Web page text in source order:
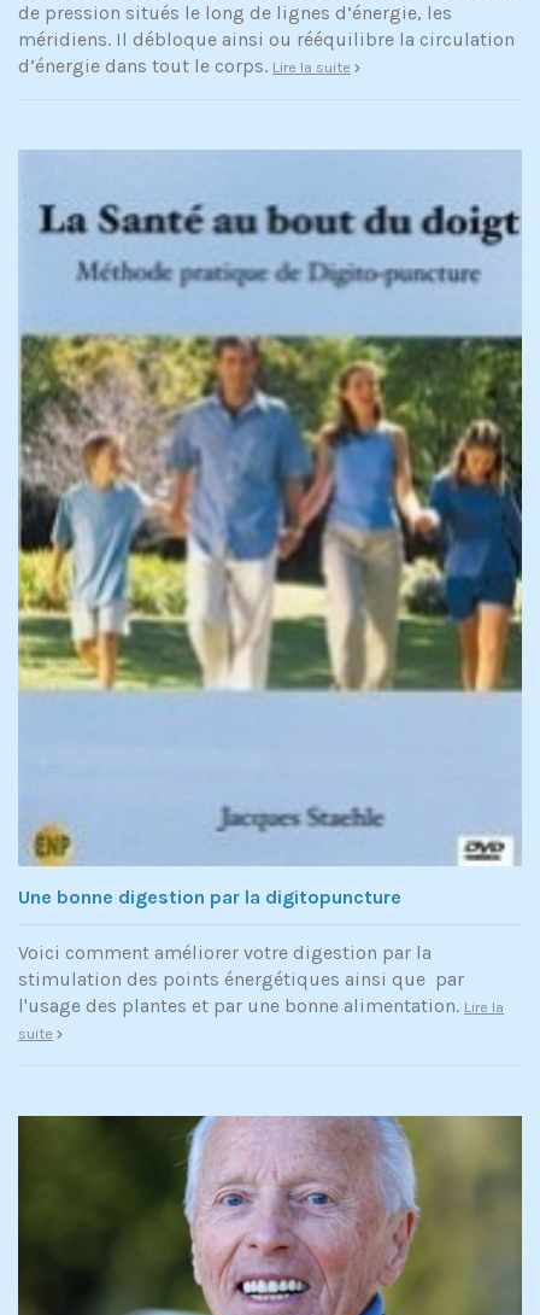
de pression situés le long de lignes d’énergie, les
méridiens. Il débloque ainsi ou rééquilibre la circulation
d’énergie dans tout le corps. Lire la suite
Une bonne digestion par la digitopuncture
Voici comment améliorer votre digestion par la
stimulation des points énergétiques ainsi que par
l'usage des plantes et par une bonne alimentation. Lire la
suite